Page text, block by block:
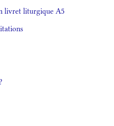
livret liturgique A5